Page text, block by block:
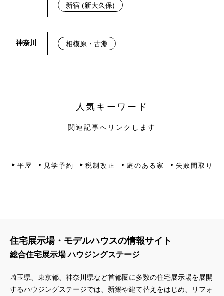
新宿 (新大久保)
神奈川 相模原・古淵
人気キーワード
関連記事へリンクします
平屋 見学予約 税制改正 庭のある家 失敗間取り
住宅展示場・モデルハウスの情報サイト
総合住宅展示場 ハウジングステージ
埼玉県、東京都、神奈川県など首都圏に多数の住宅展示場を展開
するハウジングステージでは、新築や建て替えをはじめ、リフォ